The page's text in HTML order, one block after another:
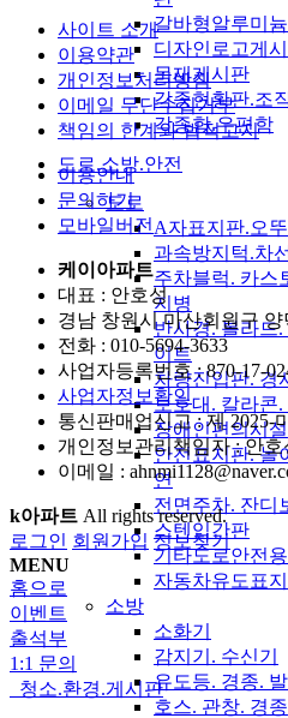
갈바형알루미
디자인로고게
목재게시판
각종현황판.조
각종함.우편함
도로.소방.안전
도로
A자표지판.오뚜
과속방지턱.차
주차블럭. 카스
지병
반사경. 볼라드.
이트
차량진입판. 경
보호대. 칼라콘.
장애인편의시설
안전표지판. 놀
연
전면주차. 잔디
스텐입간판
기타도로안전
자동차유도표
소방
소화기
감지기. 수신기
유도등. 경종. 발
호스. 관창. 경종
사이트 소개
이용약관
개인정보처리방침
이메일 무단수집거부
책임의 한계와 법적고지
이용안내
문의하기
모바일버전
케이아파트
대표 : 안호성
경남 창원시 마산회원구 양
전화 : 010-5694-3633
사업자등록번호 :870-17-
사업자정보확인
통신판매업신고 :제 2025-
개인정보관리책임자 : 안호
이메일 :
k아파트 All rights reserved.
로그인 회원가입 정보찾기
MENU
홈으로
이벤트
출석부
1:1 문의
청소.환경.게시판